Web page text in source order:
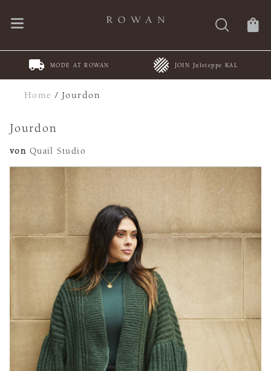
MODE AT ROWAN JOIN Juleteppe KAL
Home / Jourdon
Jourdon
von Quail Studio